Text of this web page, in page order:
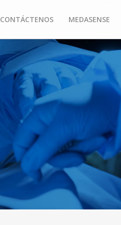
CONTÁCTENOS MEDASENSE